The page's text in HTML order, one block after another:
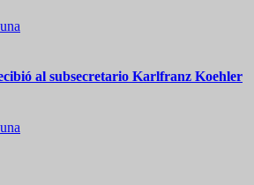
al subsecretario Karlfranz Koehler